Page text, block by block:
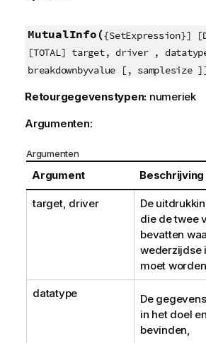
MutualInfo({SetExpression}]
[TOTAL] target, driver ,
breakdownbyvalue [, samplesize
Retourgegevenstypen: numeriek
Argumenten:
Argumenten
Argument Beschrijving
target, driver
De
die de twee
bevatten
wederzijdse
moet
datatype
De
in het doel
bevinden,